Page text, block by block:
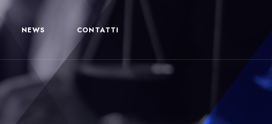
NEWS CONTATTI